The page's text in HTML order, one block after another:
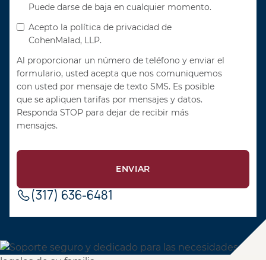
Puede darse de baja en cualquier momento.
Acepto la política de privacidad de
CohenMalad, LLP.
Al proporcionar un número de teléfono y enviar el
formulario, usted acepta que nos comuniquemos
con usted por mensaje de texto SMS. Es posible
que se apliquen tarifas por mensajes y datos.
Responda STOP para dejar de recibir más
mensajes.
(317) 636-6481